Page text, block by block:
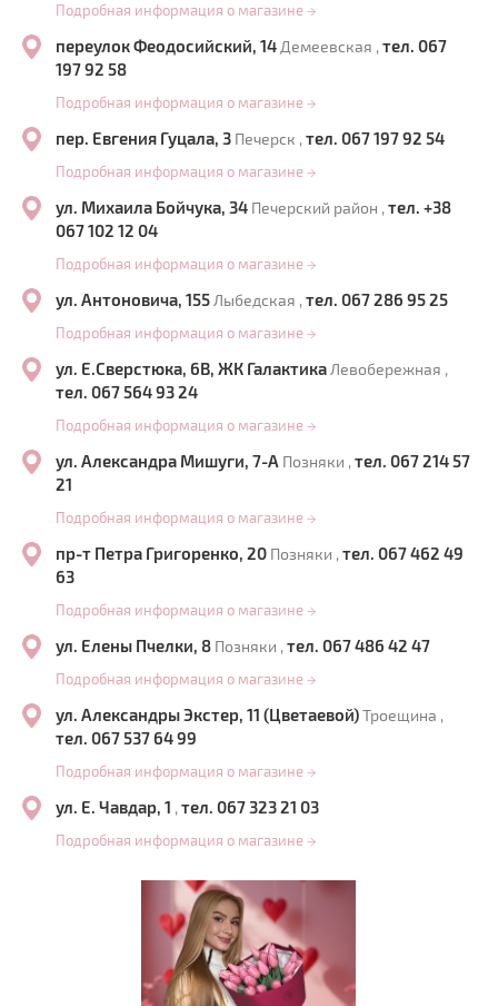
Подробная информация о магазине →
переулок Феодосийский, 14 Демеевская , тел. 067
197 92 58
Подробная информация о магазине →
пер. Евгения Гуцала, 3 Печерск , тел. 067 197 92 54
Подробная информация о магазине →
ул. Михаила Бойчука, 34 Печерский район , тел. +38
067 102 12 04
Подробная информация о магазине →
ул. Антоновича, 155Лыбедская , тел. 067 286 95 25
Подробная информация о магазине →
ул. Е.Сверстюка, 6В, ЖК ГалактикаЛевобережная ,
тел. 067 564 93 24
Подробная информация о магазине →
ул. Александра Мишуги, 7-А Позняки , тел. 067 214 57
21
Подробная информация о магазине →
пр-т Петра Григоренко, 20 Позняки , тел. 067 462 49
63
Подробная информация о магазине →
ул. Елены Пчелки, 8 Позняки , тел. 067 486 42 47
Подробная информация о магазине →
ул. Александры Экстер, 11 (Цветаевой)Троещина ,
тел. 067 537 64 99
Подробная информация о магазине →
ул. Е. Чавдар, 1 , тел. 067 323 21 03
Подробная информация о магазине →